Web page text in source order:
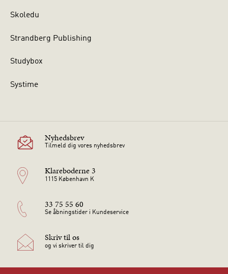
Skoledu
Strandberg Publishing
Studybox
Systime
Nyhedsbrev
Tilmeld dig vores nyhedsbrev
Klareboderne 3
1115 København K
33 75 55 60
Se åbningstider i Kundeservice
Skriv til os
og vi skriver til dig